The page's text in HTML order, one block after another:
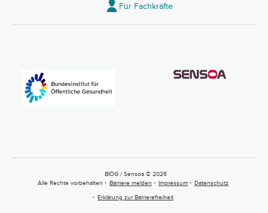
Für Fachkräfte
BIÖG / Sensoa © 2026
Alle Rechte vorbehalten
Barriere melden Impressum Datenschutz
Erklärung zur Barrierefreiheit